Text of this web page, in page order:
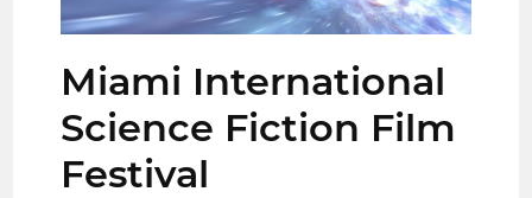
Miami International
Science Fiction Film
Festival